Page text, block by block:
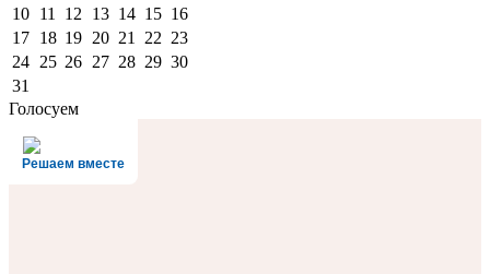
10 11 12 13 14 15 16
17 18 19 20 21 22 23
24 25 26 27 28 29 30
31
Голосуем
Решаем вместе